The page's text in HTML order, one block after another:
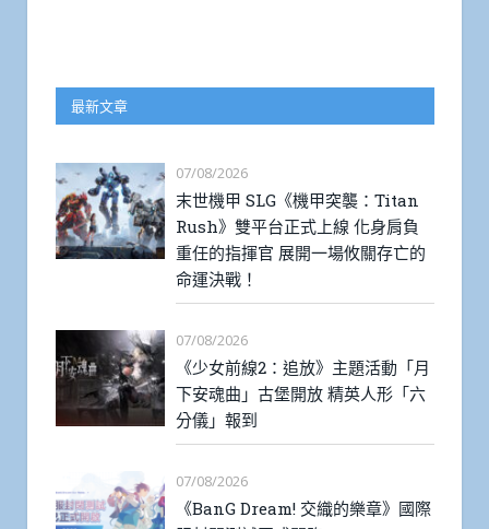
最新文章
07/08/2026
末世機甲 SLG《機甲突襲：Titan
Rush》雙平台正式上線 化身肩負
重任的指揮官 展開一場攸關存亡的
命運決戰！
07/08/2026
《少女前線2：追放》主題活動「月
下安魂曲」古堡開放 精英人形「六
分儀」報到
07/08/2026
《BanG Dream! 交織的樂章》國際